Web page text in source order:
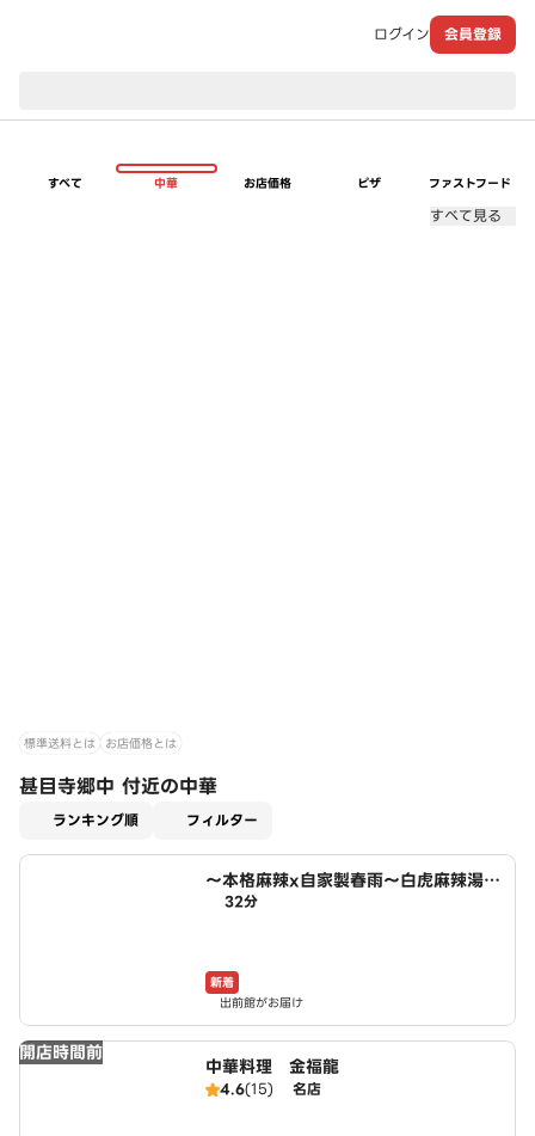
ログイン 会員登録
すべて 中華 お店価格 ピザ ファストフード
すべて見る
標準送料とは お店価格とは
甚目寺郷中 付近の中華
ランキング順 フィルター
～本格麻辣x自家製春雨～白虎麻辣湯
あま市店
32分
新着
出前館がお届け
開店時間前
中華料理 金福龍
4.6(15) 名店